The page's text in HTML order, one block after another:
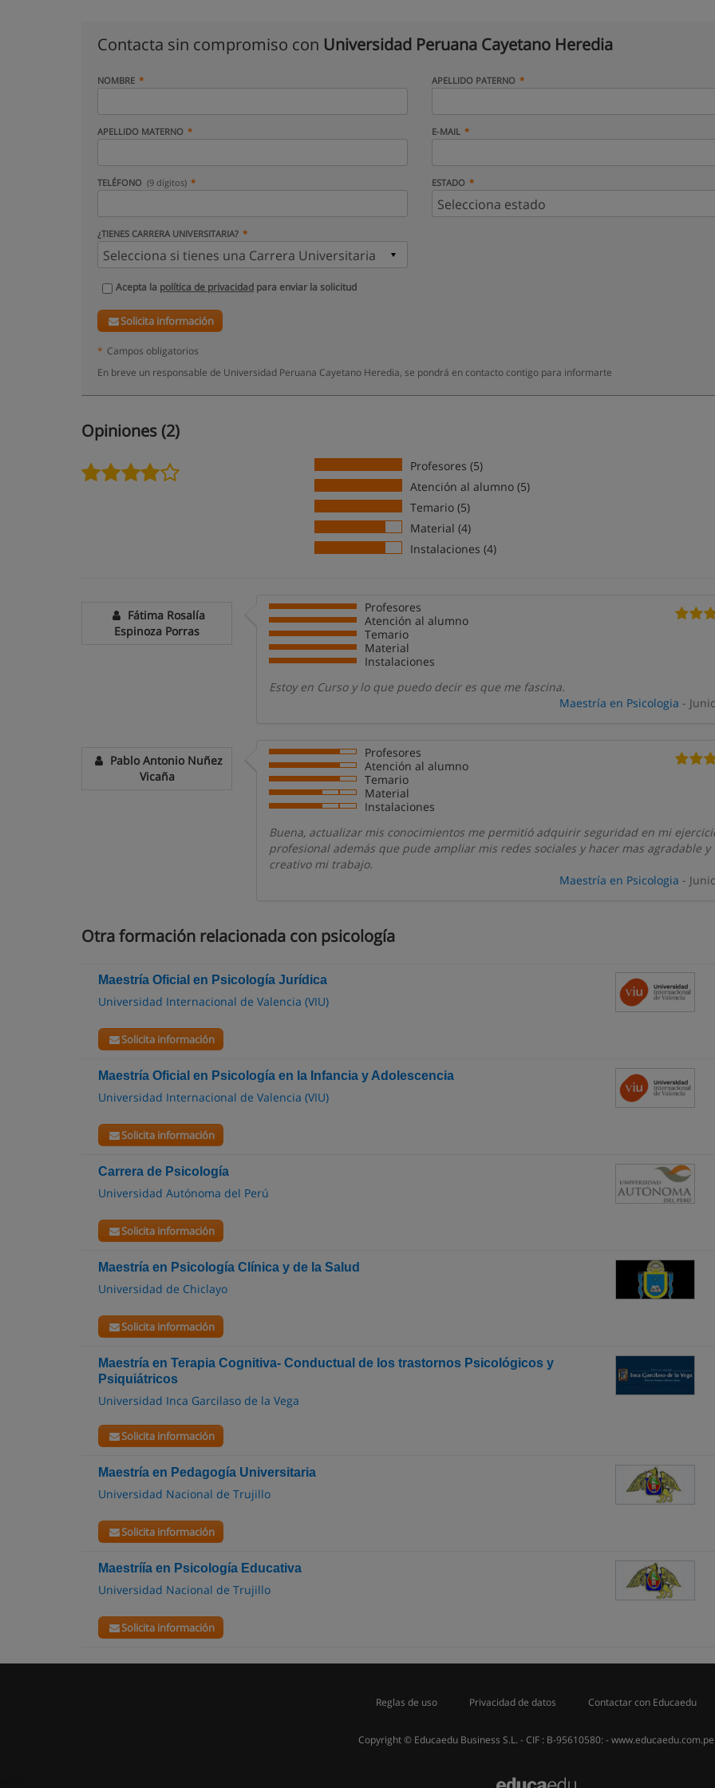
Contacta sin compromiso con Universidad Peruana Cayetano Heredia
NOMBRE APELLIDO PATERNO
APELLIDO MATERNO E-MAIL
TELÉFONO (9 dígitos) ESTADO
¿TIENES CARRERA UNIVERSITARIA?
Acepta la política de privacidad para enviar la solicitud
Solicita información
* Campos obligatorios
En breve un responsable de Universidad Peruana Cayetano Heredia, se pondrá en contacto contigo para informarte
Opiniones (2)
Profesores (5)
Atención al alumno (5)
Temario (5)
Material (4)
Instalaciones (4)
Fátima Rosalía
Espinoza Porras
Profesores
Atención al alumno
Temario
Material
Instalaciones
Estoy en Curso y lo que puedo decir es que me fascina.
Maestría en Psicologia -
Pablo Antonio Nuñez
Vicaña
Profesores
Atención al alumno
Temario
Material
Instalaciones
Buena, actualizar mis conocimientos me permitió adquirir seguridad en mi
profesional además que pude ampliar mis redes sociales y hacer mas agradable y
creativo mi trabajo.
Maestría en Psicologia -
Otra formación relacionada con psicología
Maestría Oficial en Psicología Jurídica
Universidad Internacional de Valencia (VIU)
Solicita información
Maestría Oficial en Psicología en la Infancia y Adolescencia
Universidad Internacional de Valencia (VIU)
Solicita información
Carrera de Psicología
Universidad Autónoma del Perú
Solicita información
Maestría en Psicología Clínica y de la Salud
Universidad de Chiclayo
Solicita información
Maestría en Terapia Cognitiva- Conductual de los trastornos Psicológicos y
Psiquiátricos
Universidad Inca Garcilaso de la Vega
Solicita información
Maestría en Pedagogía Universitaria
Universidad Nacional de Trujillo
Solicita información
Maestríía en Psicología Educativa
Universidad Nacional de Trujillo
Solicita información
Reglas de uso Privacidad de datos Contactar con Educaedu
Copyright © Educaedu Business S.L. - CIF : B-95610580: -www.educaedu.com.pe